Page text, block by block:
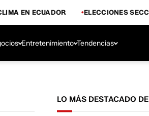
EN ECUADOR ELECCIONES
Entretenimiento Tendencias
LO MÁS DESTACADO